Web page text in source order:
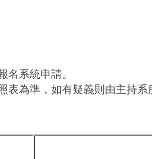
名系統申請。
表為準，如有疑義則由主持系